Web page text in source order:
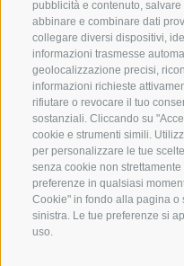
pubblicità e contenuto,
abbinare e combinare dati
collegare diversi dispositivi,
informazioni trasmesse
geolocalizzazione precisi,
informazioni richieste
rifiutare o revocare il tuo
sostanziali. Cliccando su
cookie e strumenti simili.
per personalizzare le tue
senza cookie non
preferenze in qualsiasi
Cookie" in fondo alla pagina
sinistra. Le tue preferenze si
uso.